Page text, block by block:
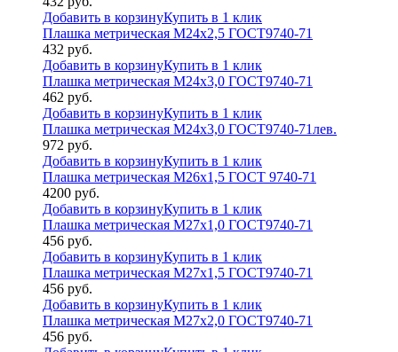
Добавить в корзинуКупить в 1 клик
Плашка метрическая М24х2,5 ГОСТ9740-71
432 руб.
Добавить в корзинуКупить в 1 клик
Плашка метрическая М24х3,0 ГОСТ9740-71
462 руб.
Добавить в корзинуКупить в 1 клик
Плашка метрическая М24х3,0 ГОСТ9740-71лев.
972 руб.
Добавить в корзинуКупить в 1 клик
Плашка метрическая М26х1,5 ГОСТ 9740-71
4200 руб.
Добавить в корзинуКупить в 1 клик
Плашка метрическая М27х1,0 ГОСТ9740-71
456 руб.
Добавить в корзинуКупить в 1 клик
Плашка метрическая М27х1,5 ГОСТ9740-71
456 руб.
Добавить в корзинуКупить в 1 клик
Плашка метрическая М27х2,0 ГОСТ9740-71
456 руб.